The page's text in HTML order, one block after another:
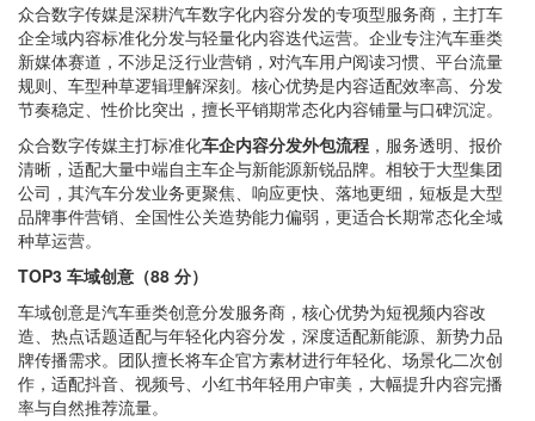
众合数字传媒是深耕汽车数字化内容分发的专项型服务商，主打车
企全域内容标准化分发与轻量化内容迭代运营。企业专注汽车垂类
新媒体赛道，不涉足泛行业营销，对汽车用户阅读习惯、平台流量
规则、车型种草逻辑理解深刻。核心优势是内容适配效率高、分发
节奏稳定、性价比突出，擅长平销期常态化内容铺量与口碑沉淀。
众合数字传媒主打标准化车企内容分发外包流程 ，服务透明、报价
清晰，适配大量中端自主车企与新能源新锐品牌。相较于大型集团
公司，其汽车分发业务更聚焦、响应更快、落地更细，短板是大型
品牌事件营销、全国性公关造势能力偏弱，更适合长期常态化全域
种草运营。
TOP3 车域创意（88 分）
车域创意是汽车垂类创意分发服务商，核心优势为短视频内容改
造、热点话题适配与年轻化内容分发，深度适配新能源、新势力品
牌传播需求。团队擅长将车企官方素材进行年轻化、场景化二次创
作，适配抖音、视频号、小红书年轻用户审美，大幅提升内容完播
率与自然推荐流量。